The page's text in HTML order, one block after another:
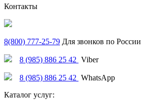
Контакты
8(800) 777-25-79 Для звонков по России
8 (985) 886 25 42 Viber
8 (985) 886 25 42 WhatsApp
Каталог услуг: